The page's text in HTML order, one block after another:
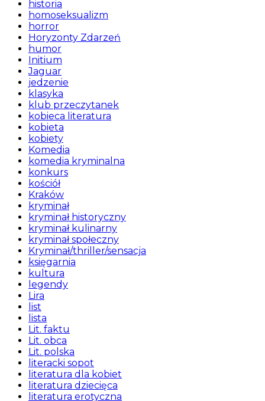
historia
homoseksualizm
horror
Horyzonty Zdarzeń
humor
Initium
Jaguar
jedzenie
klasyka
klub przeczytanek
kobieca literatura
kobieta
kobiety
Komedia
komedia kryminalna
konkurs
kościół
Kraków
kryminał
kryminał historyczny
kryminał kulinarny
kryminał społeczny
Kryminał/thriller/sensacja
księgarnia
kultura
legendy
Lira
list
lista
Lit. faktu
Lit. obca
Lit. polska
literacki sopot
literatura dla kobiet
literatura dziecięca
literatura erotyczna